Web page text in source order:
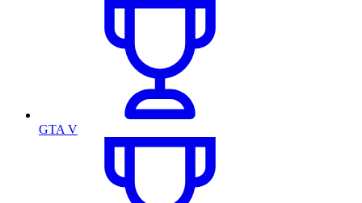
GTA V